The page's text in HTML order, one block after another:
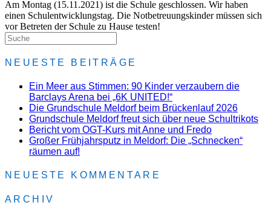
Am Montag (15.11.2021) ist die Schule geschlossen. Wir haben
einen Schulentwicklungstag. Die Notbetreuungskinder müssen sich
vor Betreten der Schule zu Hause testen!
NEUESTE BEITRÄGE
Ein Meer aus Stimmen: 90 Kinder verzaubern die
Barclays Arena bei „6K UNITED!“
Die Grundschule Meldorf beim Brückenlauf 2026
Grundschule Meldorf freut sich über neue Schultrikots
Bericht vom OGT-Kurs mit Anne und Fredo
Großer Frühjahrsputz in Meldorf: Die „Schnecken“
räumen auf!
NEUESTE KOMMENTARE
ARCHIV